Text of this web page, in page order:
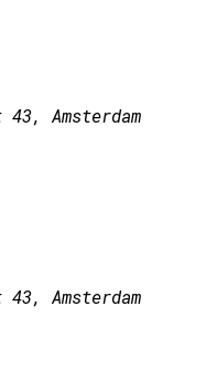
Amsterdam
Amsterdam